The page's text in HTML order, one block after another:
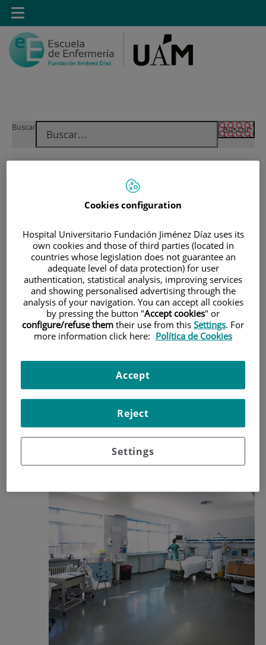
Saltar al contenido
SaltarBuscar
Toggle
navigation
POSTGRADO
MÁSTER PROPIO POR LA UAM EN CUIDADOS
AVANZADOS DEL PACIENTE EN ANESTESIA,
INTERÉS ACADÉMICO Y PROFESIONAL
Interés académico y
profesional
Este Máster permite a losestudiantes desarrollar conocimientos y
aspectos profesionales relacionados con los cuidados en anestesia,
posibilidades laborales
facilitando la incorporación de
los profesionales de enfermería a los servicios de anestesiolo
conocimientos que aporta este Máster:
Cookies configuration
Hospital Universitario Fundación Jiménez Díaz uses its
own cookies and those of third parties (located in
countries whose legislation does not guarantee an
adequate level of data protection) for user
authentication, statistical analysis, improving services
and showing personalised advertising through the
analysis of your navigation. You can accept all cookies
by pressing the button "Accept cookies" or
configure/refuse them their use from this Settings. For
more information click here: Política de Cookies
Settings
Reject
Accept